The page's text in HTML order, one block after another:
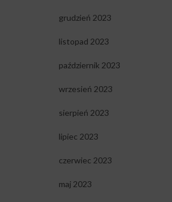
grudzień 2023
listopad 2023
październik 2023
wrzesień 2023
sierpień 2023
lipiec 2023
czerwiec 2023
maj 2023